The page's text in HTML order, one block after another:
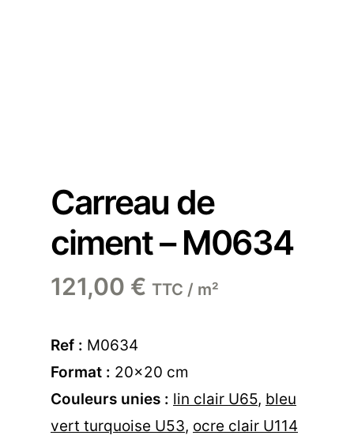
Carreau de
ciment – M0634
121,00 € TTC / m²
Ref : M0634
Format : 20×20 cm
Couleurs unies : lin clair U65, bleu
vert turquoise U53, ocre clair U114